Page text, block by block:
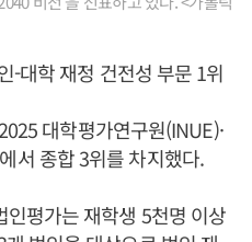
-대학 재정 건전성 부문 1위
대학평가연구원(INUE)·
서 종합 3위를 차지했다.
평가는 재학생 5천명 이상